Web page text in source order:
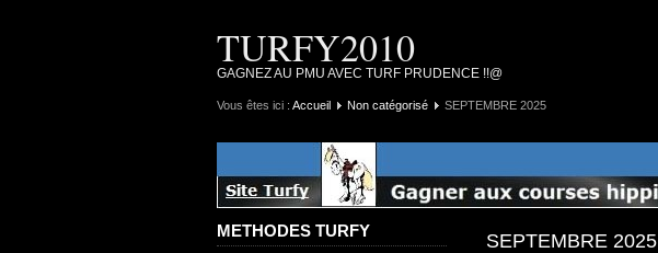
TURFY2010
GAGNEZ AU PMU AVEC TURF PRUDENCE !!@
Vous êtes ici : Accueil Non catégorisé SEPTEMBRE 2025
METHODES TURFY SEPTEMBRE 2025